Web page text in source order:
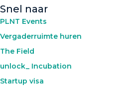
Snel naar
PLNT Events
Vergaderruimte huren
The Field
unlock_ Incubation
Startup visa